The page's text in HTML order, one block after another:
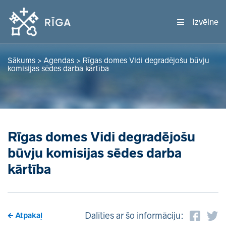
Izvēlne
Sākums > Agendas > Rīgas domes Vidi degradējošu būvju
komisijas sēdes darba kārtība
Rīgas domes Vidi degradējošu
būvju komisijas sēdes darba
kārtība
Atpakaļ Dalīties ar šo informāciju: